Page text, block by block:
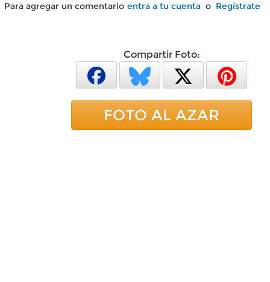
Para agregar un comentario entra a tu cuenta o Regístrate
Compartir Foto:
FOTO AL AZAR